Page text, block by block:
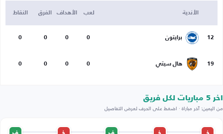
الأندية لعب الأهداف الفرق النقاط
12 برايتون 0
0
0
0
19 هال سيتي 0
0
0
0
اخر 5 مباريات لكل فريق
من اليمين: آخر مباراة · اضغط على الحرف لعرض التفاصيل